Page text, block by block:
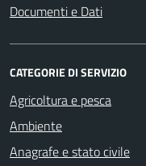
Documenti e Dati
CATEGORIE DI SERVIZIO
Agricoltura e pesca
Ambiente
Anagrafe e stato civile